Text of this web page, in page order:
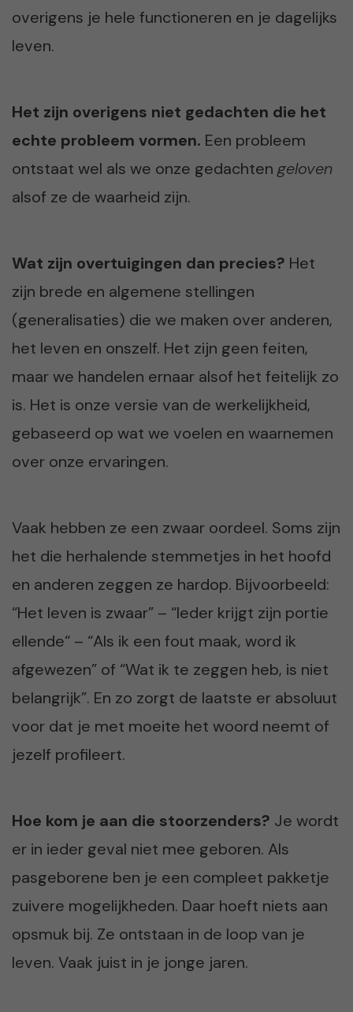
overigens je hele functioneren en je dagelijks
leven.
Het zijn overigens niet gedachten die het
echte probleem vormen. Een probleem
ontstaat wel als we onze gedachten geloven
alsof ze de waarheid zijn.
Wat zijn overtuigingen dan precies? Het
zijn brede en algemene stellingen
(generalisaties) die we maken over anderen,
het leven en onszelf. Het zijn geen feiten,
maar we handelen ernaar alsof het feitelijk zo
is. Het is onze versie van de werkelijkheid,
gebaseerd op wat we voelen en waarnemen
over onze ervaringen.
Vaak hebben ze een zwaar oordeel. Soms zijn
het die herhalende stemmetjes in het hoofd
en anderen zeggen ze hardop. Bijvoorbeeld:
“Het leven is zwaar” – “Ieder krijgt zijn portie
ellende“ – “Als ik een fout maak, word ik
afgewezen” of “Wat ik te zeggen heb, is niet
belangrijk”. En zo zorgt de laatste er absoluut
voor dat je met moeite het woord neemt of
jezelf profileert.
Hoe kom je aan die stoorzenders? Je wordt
er in ieder geval niet mee geboren. Als
pasgeborene ben je een compleet pakketje
zuivere mogelijkheden. Daar hoeft niets aan
opsmuk bij. Ze ontstaan in de loop van je
leven. Vaak juist in je jonge jaren.